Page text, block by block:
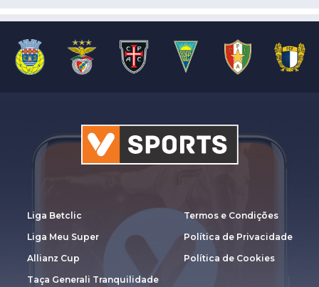
Liga Betclic
Liga Meu Super
Allianz Cup
Taça Generali Tranquilidade
Termos e Condições
Política de Privacidade
Política de Cookies